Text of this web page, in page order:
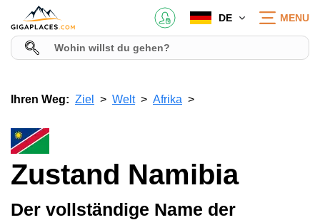
DE MENU
Ihren Weg: Ziel Welt Afrika
Zustand Namibia
Der vollständige Name der